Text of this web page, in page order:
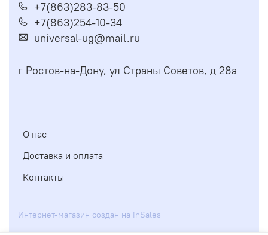
О нас
Доставка и оплата
Контакты
+7(863)283-83-50
+7(863)254-10-34
universal-ug@mail.ru
г Ростов-на-Дону, ул Страны Советов, д 28а
Интернет-магазин создан на inSales